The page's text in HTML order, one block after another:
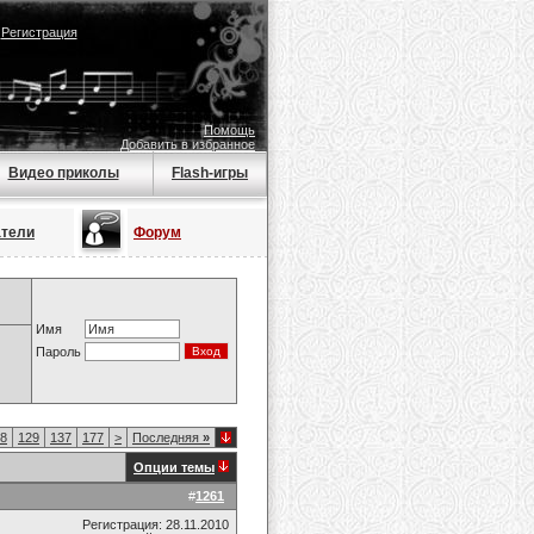
Регистрация
Помощь
Добавить в избранное
Видео приколы Flash-игры
Форум
Имя
Пароль
129 137 177 > Последняя »
Опции темы
#1261
Регистрация: 28.11.2010